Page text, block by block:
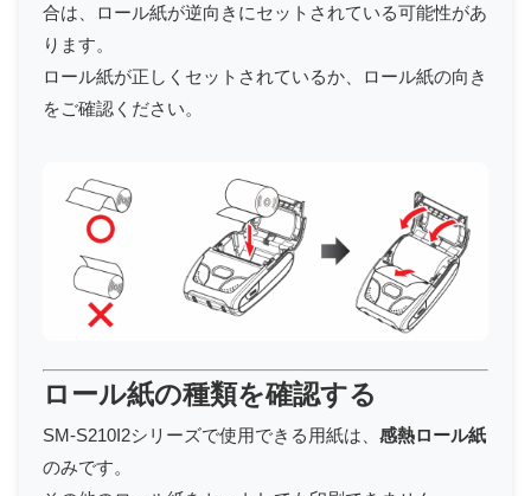
合は、ロール紙が逆向きにセットされている可能性があ
ります。
ロール紙が正しくセットされているか、ロール紙の向き
をご確認ください。
ロール紙の種類を確認する
SM-S210I2シリーズで使用できる用紙は、 感熱ロール紙
のみです。